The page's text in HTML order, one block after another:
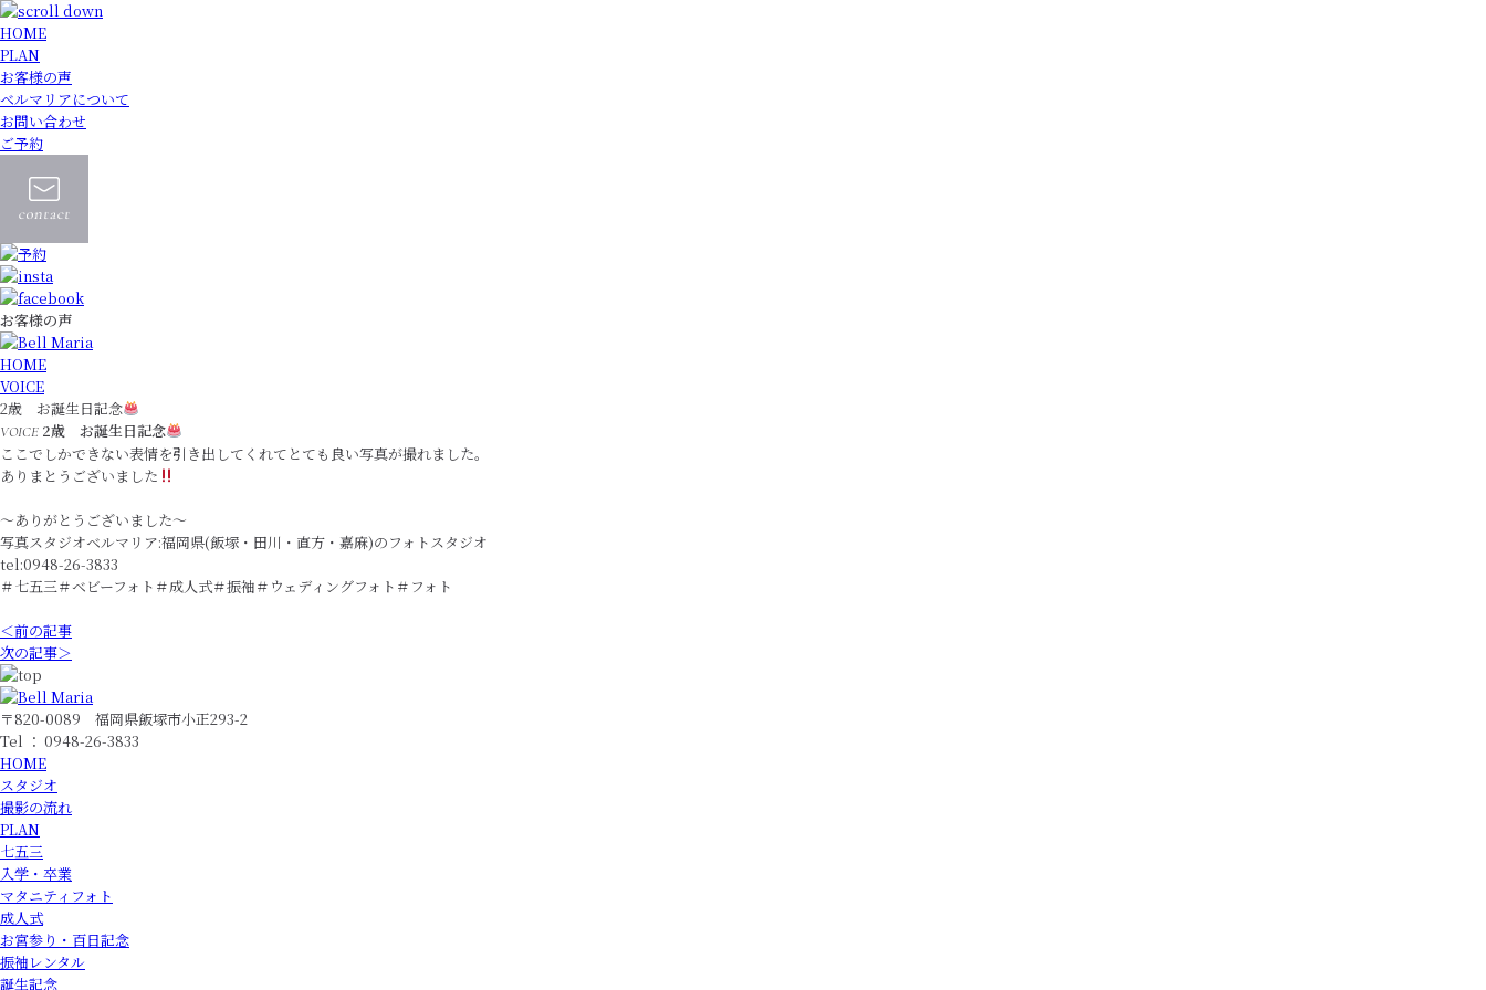
HOME
PLAN
お客様の声
ベルマリアについて
お問い合わせ
ご予約
お客様の声
HOME
VOICE
2歳 お誕生日記念
VOICE 2歳 お誕生日記念
ここでしかできない表情を引き出してくれてとても良い写真が撮れました。
ありまとうございました
〜ありがとうございました〜
写真スタジオベルマリア:福岡県(飯塚・田川・直方・嘉麻)のフォトスタジオ
tel:0948-26-3833
＃七五三＃ベビーフォト＃成人式＃振袖＃ウェディングフォト＃フォト
＜前の記事
次の記事＞
〒820-0089 福岡県飯塚市小正293-2
Tel ： 0948-26-3833
HOME
スタジオ
撮影の流れ
PLAN
七五三
入学・卒業
マタニティフォト
成人式
お宮参り・百日記念
振袖レンタル
誕生記念